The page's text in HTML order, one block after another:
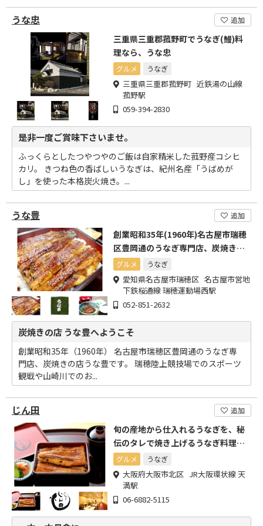
うな忠 追加
三重県三重郡菰野町でうなぎ(鰻)料
理なら、うな忠
グルメ うなぎ
三重県三重郡菰野町 近鉄湯の山線
菰野駅
059-394-2830
是非一度ご賞味下さいませ。
ふっくらとしたつやつやのご飯は自家精米した菰野産コシヒ
カリ。 きつね色の香ばしいうなぎは、紀州名産「うばめが
し」を使った本格炭火焼き。...
うな豊 追加
創業昭和35年(1960年)名古屋市瑞穂
区豊岡通のうなぎ専門店、炭焼きの
店「うな豊」です。
グルメ うなぎ
愛知県名古屋市瑞穂区 名古屋市営地
下鉄桜通線 瑞穂運動場西駅
052-851-2632
炭焼きの店 うな豊へようこそ
創業昭和35年（1960年） 名古屋市瑞穂区豊岡通のうなぎ専
門店、炭焼きの店うな豊です。 瑞穂陸上競技場でのスポーツ
観戦や山崎川でのお...
じん田 追加
旬の産地から仕入れるうなぎを、秘
伝のタレで焼き上げるうなぎ料理が
堪能できる。
グルメ うなぎ
大阪府大阪市北区 JR大阪環状線 天
満駅
06-6882-5115